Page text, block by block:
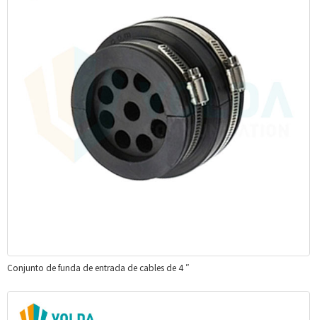
Conjunto de funda de entrada de cables de 4 ″